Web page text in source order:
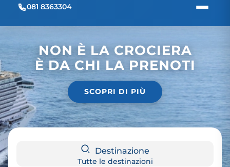
081 8363304
NON È LA CROCIERA
È DA CHI LA PRENOTI
SCOPRI DI PIÙ
Destinazione
Tutte le destinazioni